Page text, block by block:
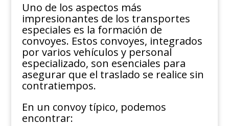
Uno de los aspectos más
impresionantes de los transportes
especiales es la formación de
convoyes. Estos convoyes, integrados
por varios vehículos y personal
especializado, son esenciales para
asegurar que el traslado se realice sin
contratiempos.
En un convoy típico, podemos
encontrar: